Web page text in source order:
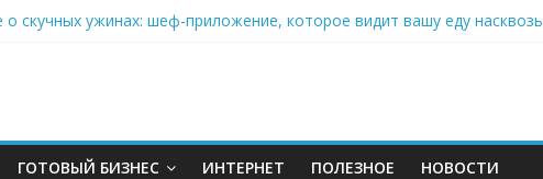
о скучных ужинах: шеф-приложение, которое видит вашу еду насквозь
ГОТОВЫЙ БИЗНЕС ИНТЕРНЕТ ПОЛЕЗНОЕ НОВОСТИ